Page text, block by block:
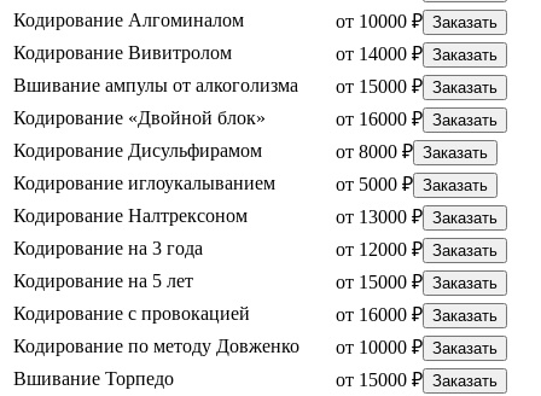
Кодирование Алгоминалом от 10000 ₽ Заказать
Кодирование Вивитролом от 14000 ₽ Заказать
Вшивание ампулы от алкоголизма от 15000 ₽ Заказать
Кодирование «Двойной блок» от 16000 ₽ Заказать
Кодирование Дисульфирамом от 8000 ₽ Заказать
Кодирование иглоукалыванием от 5000 ₽ Заказать
Кодирование Налтрексоном от 13000 ₽ Заказать
Кодирование на 3 года от 12000 ₽ Заказать
Кодирование на 5 лет от 15000 ₽ Заказать
Кодирование с провокацией от 16000 ₽ Заказать
Кодирование по методу Довженко от 10000 ₽ Заказать
Вшивание Торпедо от 15000 ₽ Заказать